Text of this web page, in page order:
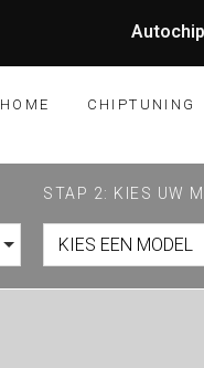
HOME CHIPTUNING
STAP 2: KIES UW
KIES EEN MODEL